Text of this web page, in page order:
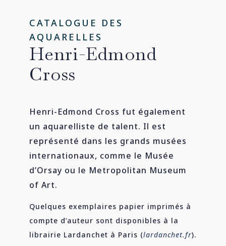
CATALOGUE DES
AQUARELLES
Henri-Edmond
Cross
Henri-Edmond Cross fut également
un aquarelliste de talent. Il est
représenté dans les grands musées
internationaux, comme le Musée
d’Orsay ou le Metropolitan Museum
of Art.
Quelques exemplaires papier imprimés à
compte d’auteur sont disponibles à la
librairie Lardanchet à Paris (lardanchet.fr).